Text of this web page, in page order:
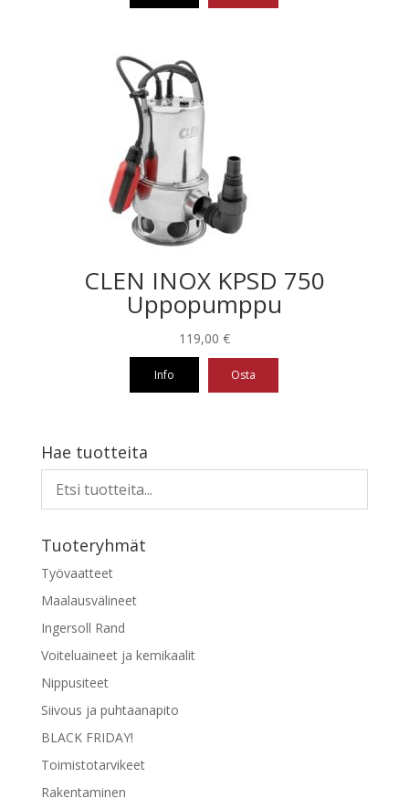
CLEN INOX KPSD 750
Uppopumppu
119,00 €
Info Osta
Hae tuotteita
Tuoteryhmät
Työvaatteet
Maalausvälineet
Ingersoll Rand
Voiteluaineet ja kemikaalit
Nippusiteet
Siivous ja puhtaanapito
BLACK FRIDAY!
Toimistotarvikeet
Rakentaminen